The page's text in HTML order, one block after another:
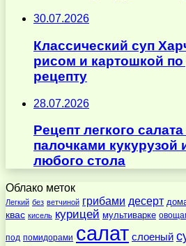
30.07.2026
Классический суп
рисом и картошкой
рецепту
28.07.2026
Рецепт легкого
палочками кукурузой
любого стола
Облако меток
Легкий без ветчиной грибами десерт
квас кисель курицей мультиварке
под помидорами салат слоеный